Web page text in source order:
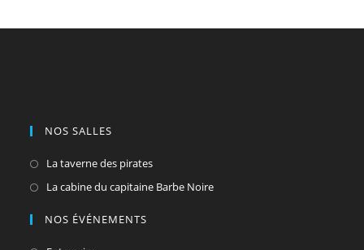
NOS SALLES
La taverne des piratesS’ouvre
dans
La cabine du capitaine Barbe NoireS’ouvre
NOS ÉVÉNEMENTS